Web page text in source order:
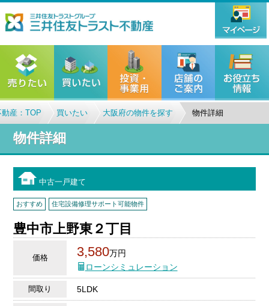
産：TOP 買いたい 大阪府の物件を探す 物件詳細
物件詳細
中古一戸建て
おすすめ 住宅設備修理サポート可能物件
豊中市上野東２丁目
価格 3,580万円
ローンシミュレーション
間取り 5LDK